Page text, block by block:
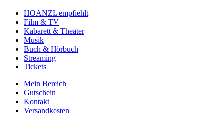
HOANZL empfiehlt
Film & TV
Kabarett & Theater
Musik
Buch & Hörbuch
Streaming
Tickets
Mein Bereich
Gutschein
Kontakt
Versandkosten